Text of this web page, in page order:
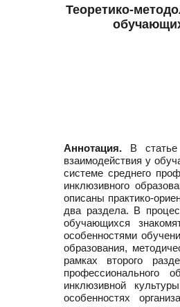
Теоретико-
Аннотация. В статье
взаимодействия у
системе среднего
инклюзивного
описаны практико-
два раздела. В
обучающихся
особенностями
образования,
рамках второго
профессионального
инклюзивной
особенностях